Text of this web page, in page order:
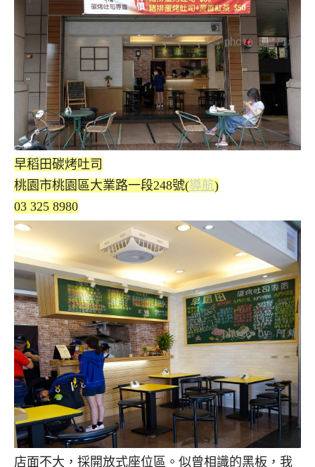
早稻田碳烤吐司
桃園市桃園區大業路一段248號(導航)
03 325 8980
店面不大，採開放式座位區。似曾相識的黑板，我